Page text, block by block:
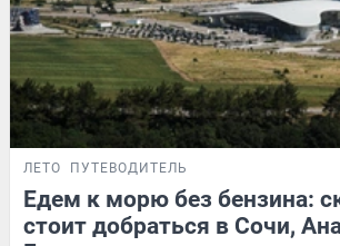
ЛЕТО ПУТЕВОДИТЕЛЬ
Едем к морю без бензина:
стоит добраться в Сочи,